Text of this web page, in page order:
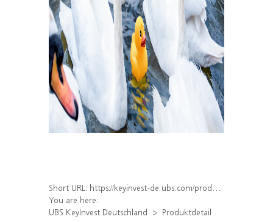
Short URL: https://keyinvest-de.ubs.com/produkt/detail/index/isin/DE000WA876F5
You are here:
UBS KeyInvest Deutschland
Produktdetail